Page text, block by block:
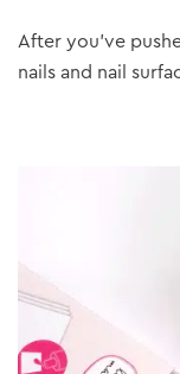
After you’ve
nails and nail